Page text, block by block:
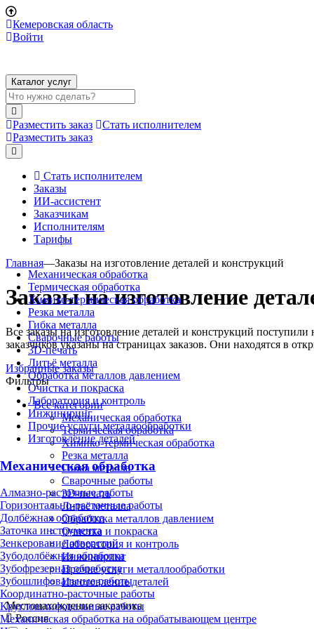
Кемеровская область
Войти
Каталог услуг
Разместить заказ
Стать исполнителем
Разместить заказ
Стать исполнителем
Заказы
ИИ-ассистент
Заказчикам
Исполнителям
Тарифы
Механическая обработка
Термическая обработка
Химико-термическая обработка
Резка металла
Гибка металла
Сварочные работы
3D-печать
Литьё металла
Обработка металлов давлением
Очистка и покраска
Лаборатория и контроль
Инжиниринг
Прочие услуги металлообработки
Изготовление деталей
Механическая обработка
Алмазно-расточные работы
Горизонтально-расточные работы
Долбёжная обработка
Заточка инструмента
Зенкерование отверстий
Зубодолбёжная обработка
Зубофрезерная обработка
Зубошлифовальные работы
Координатно-расточные работы
Круглошлифовальные работы
Механическая обработка на обрабатывающем центре
Главная—Заказы на изготовление деталей и конструкций
Заказы на изготовление
Все заказы на изготовление деталей и конструкций
заказчиков указаны на страницах заказов. Они находятся в
Избранные заказы
Фильтры
Все категории
Механическая обработка
Термическая обработка
Химико-термическая обработка
Резка металла
Гибка металла
Сварочные работы
3D-печать
Литьё металла
Обработка металлов давлением
Очистка и покраска
Лаборатория и контроль
Инжиниринг
Прочие услуги металлообработки
Изготовление деталей
Местонахождение заказчика
Россия